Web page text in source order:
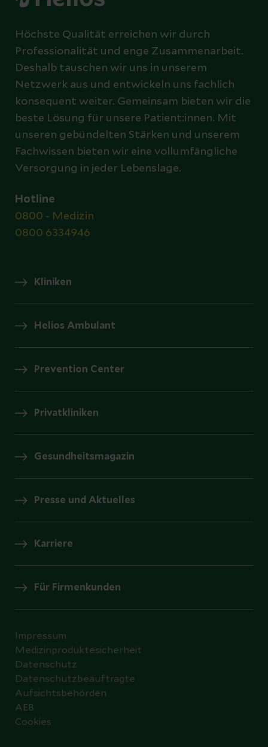
Höchste Qualität erreichen wir durch
Professionalität und enge Zusammenarbeit.
Deshalb tauschen wir uns in unserem
Netzwerk aus und entwickeln uns fachlich
konsequent weiter. Gemeinsam bieten wir die
beste Lösung für unsere Patient:innen. Mit
unseren gebündelten Stärken und unserem
Fachwissen bieten wir eine vollumfängliche
Versorgung in jeder Lebenslage.
Hotline
0800 - Medizin
0800 6334946
Kliniken
Helios Ambulant
Prevention Center
Privatkliniken
Gesundheitsmagazin
Presse und Aktuelles
Karriere
Für Firmenkunden
Impressum
Medizinproduktesicherheit
Datenschutz
Datenschutzbeauftragte
Aufsichtsbehörden
AEB
Cookies